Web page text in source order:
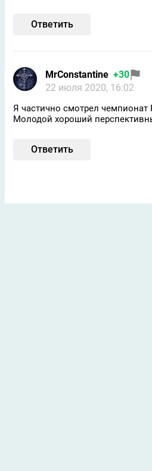
Ответить
MrConstantine +30
22 июля 2020, 16:02
Я частично смотрел
Молодой хороший
Ответить